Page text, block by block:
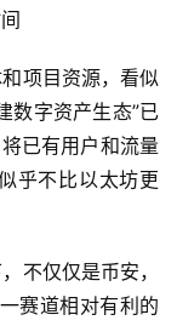
项目资源，看似
数字资产生态”已
已有用户和流量
乎不比以太坊更
不仅仅是币安，
赛道相对有利的